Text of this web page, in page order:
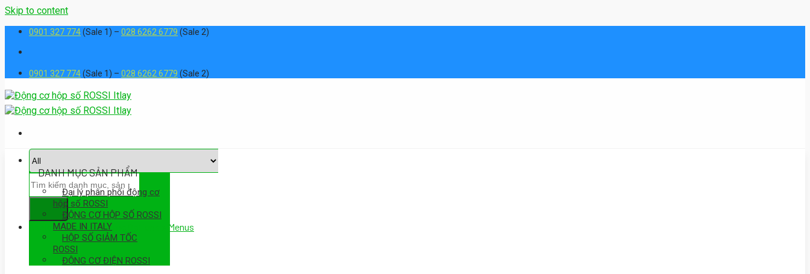
Skip to content
0901 327 774(Sale 1) – 028 6262 6779 (Sale 2)
0901 327 774(Sale 1) – 028 6262 6779 (Sale 2)
Assign a menu in Theme Options > Menus
DANH MỤC SẢN PHẨM
Đại lý phân phối động cơ
hộp số ROSSI
ĐỘNG CƠ HỘP SỐ ROSSI
MADE IN ITALY
HỘP SỐ GIẢM TỐC
ROSSI
ĐỘNG CƠ ĐIỆN ROSSI